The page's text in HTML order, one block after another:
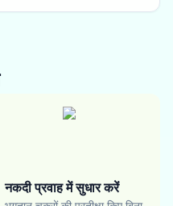
नकदी प्रवाह में सुधार करें